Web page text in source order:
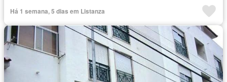
Há 1 semana, 5 dias em Listanza